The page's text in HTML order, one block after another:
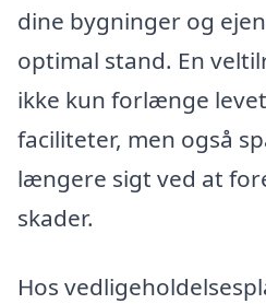
dine bygninger og
optimal stand. En
ikke kun forlænge
faciliteter, men også
længere sigt ved at
skader.
Hos